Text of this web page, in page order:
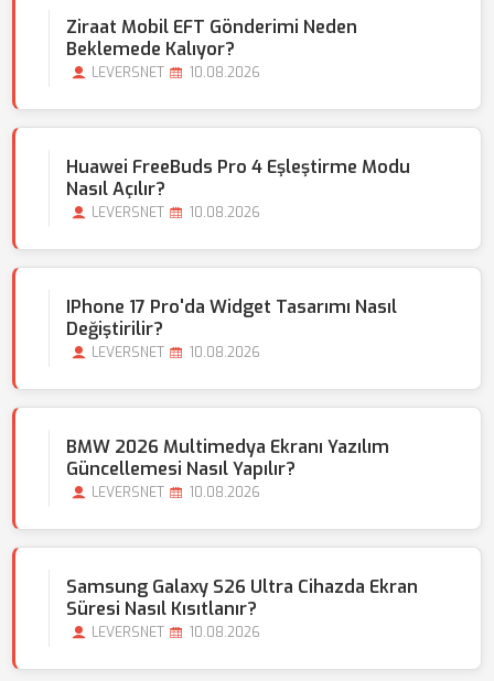
Ziraat Mobil EFT Gönderimi Neden
Beklemede Kalıyor?
LEVERSNET 10.08.2026
Huawei FreeBuds Pro 4 Eşleştirme Modu
Nasıl Açılır?
LEVERSNET 10.08.2026
IPhone 17 Pro'da Widget Tasarımı Nasıl
Değiştirilir?
LEVERSNET 10.08.2026
BMW 2026 Multimedya Ekranı Yazılım
Güncellemesi Nasıl Yapılır?
LEVERSNET 10.08.2026
Samsung Galaxy S26 Ultra Cihazda Ekran
Süresi Nasıl Kısıtlanır?
LEVERSNET 10.08.2026